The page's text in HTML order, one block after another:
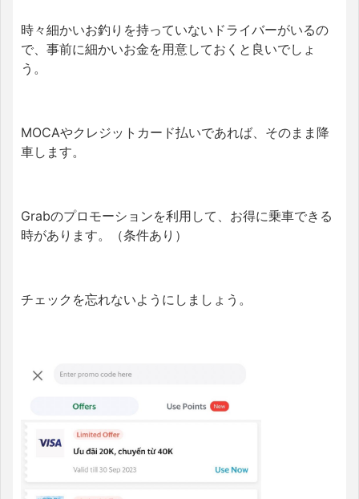
時々細かいお釣りを持っていないドライバーがいるの
で、事前に細かいお金を用意しておくと良いでしょ
う。
MOCAやクレジットカード払いであれば、そのまま降
車します。
Grabのプロモーションを利用して、お得に乗車できる
時があります。（条件あり）
チェックを忘れないようにしましょう。